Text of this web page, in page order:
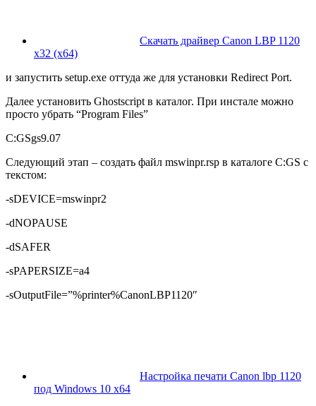
Скачать драйвер Canon LBP 1120
x32 (х64)
и запустить setup.exe оттуда же для установки Redirect Port.
Далее установить Ghostscript в каталог. При инстале можно
просто убрать “Program Files”
C:GSgs9.07
Следующий этап – создать файл mswinpr.rsp в каталоге C:GS с
текстом:
-sDEVICE=mswinpr2
-dNOPAUSE
-dSAFER
-sPAPERSIZE=a4
-sOutputFile=”%printer%CanonLBP1120″
Настройка печати Canon lbp 1120
под Windows 10 x64